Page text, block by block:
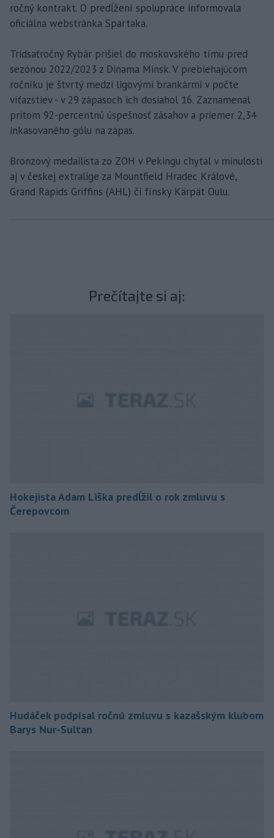
ročný kontrakt. O predĺžení spolupráce informovala
oficiálna webstránka Spartaka.
Tridsaťročný Rybár prišiel do moskovského tímu pred
sezónou 2022/2023 z Dinama Minsk. V prebiehajúcom
ročníku je štvrtý medzi ligovými brankármi v počte
víťazstiev - v 29 zápasoch ich dosiahol 16. Zaznamenal
pritom 92-percentnú úspešnosť zásahov a priemer 2,34
inkasovaného gólu na zápas.
Bronzový medailista zo ZOH v Pekingu chytal v minulosti
aj v českej extralige za Mountfield Hradec Králové,
Grand Rapids Griffins (AHL) či fínsky Kärpät Oulu.
Prečítajte si aj:
Hokejista Adam Liška predĺžil o rok zmluvu s
Čerepovcom
Hudáček podpísal ročnú zmluvu s kazašským klubom
Barys Nur-Sultan